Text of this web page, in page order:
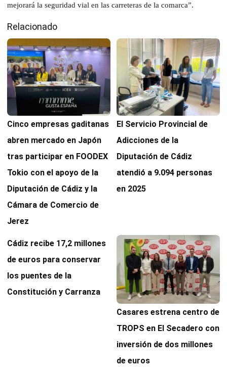
mejorará la seguridad vial en las carreteras de la comarca”.
Relacionado
Cinco empresas gaditanas
abren mercado en Japón
tras participar en FOODEX
Tokio con el apoyo de la
Diputación de Cádiz y la
Cámara de Comercio de
Jerez
El Servicio Provincial de
Adicciones de la
Diputación de Cádiz
atendió a 9.094 personas
en 2025
Cádiz recibe 17,2 millones
de euros para conservar
los puentes de la
Constitución y Carranza
Casares estrena centro de
TROPS en El Secadero con
inversión de dos millones
de euros